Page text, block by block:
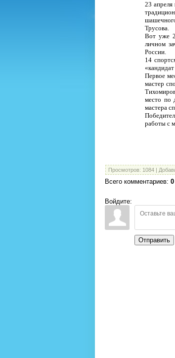
23 апреля
Трусова.
Вот уже
личном
России.
14
Первое
мастер
место по
мастера
работы с
Просмотров: 1084 |
Всего комментариев: 0
Войдите:
Отправить